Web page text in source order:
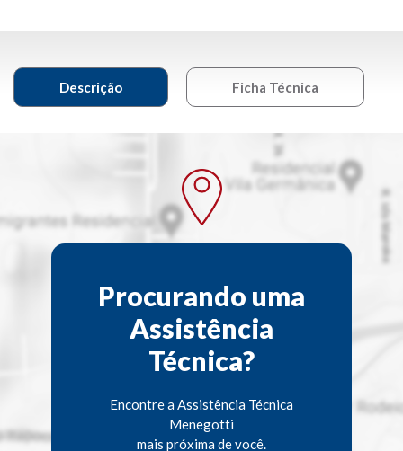
Descrição Ficha Técnica
Procurando uma
Assistência
Técnica?
Encontre a Assistência Técnica
Menegotti
mais próxima de você.